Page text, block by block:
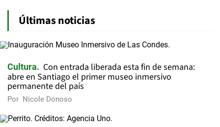
Últimas noticias
Cultura
Con entrada liberada esta fin de semana:
abre en Santiago el primer museo inmersivo
permanente del país
Por Nicole Donoso